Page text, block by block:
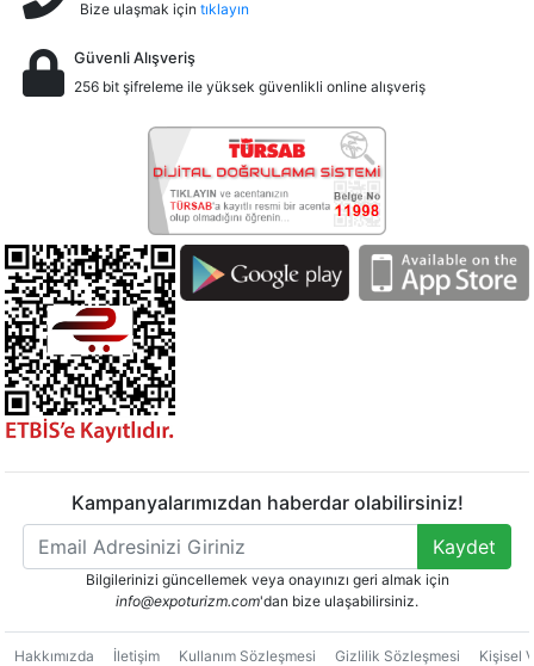
Bize ulaşmak için tıklayın
Güvenli Alışveriş
256 bit şifreleme ile yüksek güvenlikli online alışveriş
Kampanyalarımızdan haberdar olabilirsiniz!
Kaydet
Bilgilerinizi güncellemek veya onayınızı geri almak için
info@expoturizm.com'dan bize ulaşabilirsiniz.
Hakkımızda İletişim Kullanım Sözleşmesi Gizlilik Sözleşmesi Kişisel